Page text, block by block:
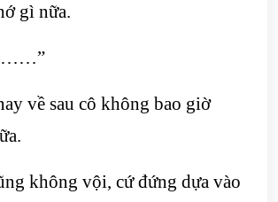
gì nữa.
về sau cô không bao giờ
không vội, cứ đứng dựa vào